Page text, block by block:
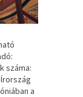
száma:
a